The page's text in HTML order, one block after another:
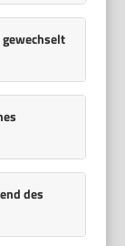
des